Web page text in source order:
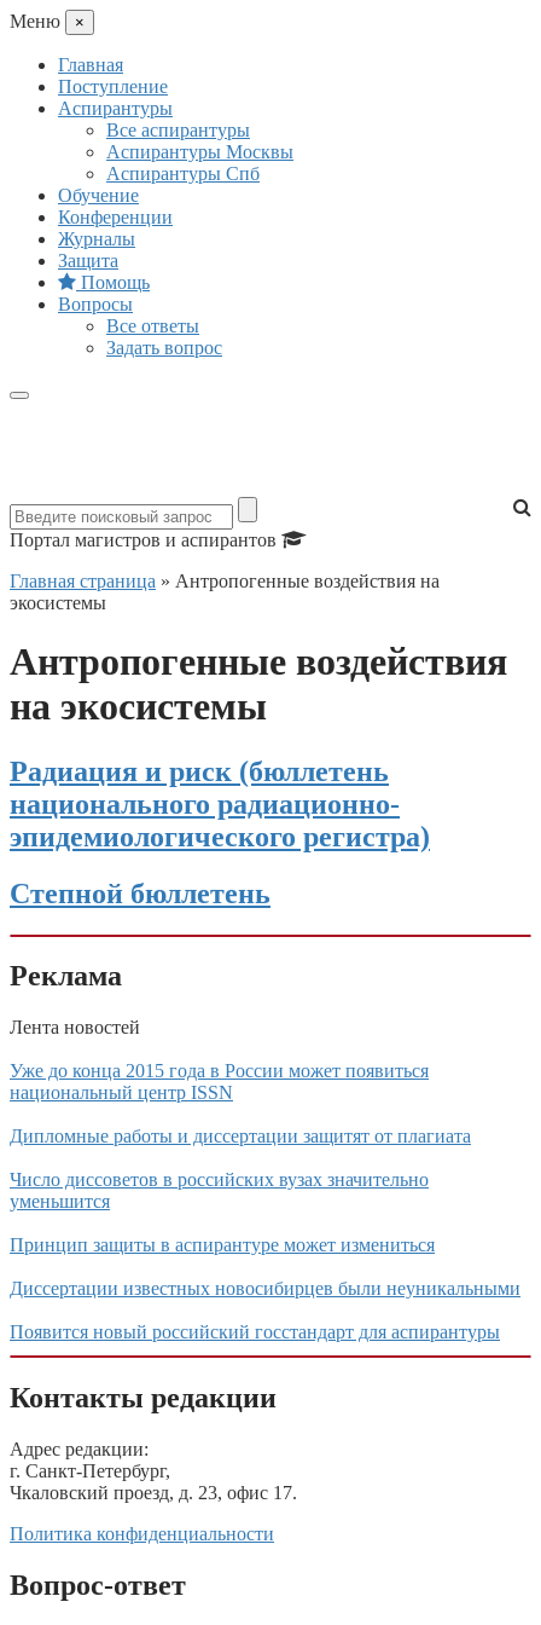
Mеню ×
Главная
Поступление
Аспирантуры
Все аспирантуры
Аспирантуры Москвы
Аспирантуры Спб
Обучение
Конференции
Журналы
Защита
Помощь
Вопросы
Все ответы
Задать вопрос
Портал магистров и аспирантов
Главная страница » Антропогенные воздействия на
экосистемы
Антропогенные воздействия
на экосистемы
Радиация и риск (бюллетень
национального радиационно-
эпидемиологического регистра)
Степной бюллетень
Реклама
Лента новостей
Уже до конца 2015 года в России может появиться
национальный центр ISSN
Дипломные работы и диссертации защитят от плагиата
Число диссоветов в российских вузах значительно
уменьшится
Принцип защиты в аспирантуре может измениться
Диссертации известных новосибирцев были неуникальными
Появится новый российский госстандарт для аспирантуры
Контакты редакции
Адрес редакции:
г. Санкт-Петербург,
Чкаловский проезд, д. 23, офис 17.
Политика конфиденциальности
Вопрос-ответ